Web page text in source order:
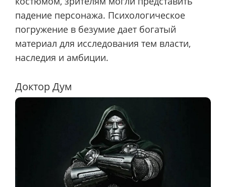
падение персонажа. Психологическое
погружение в безумие дает богатый
материал для исследования тем власти,
наследия и амбиции.
Доктор Дум